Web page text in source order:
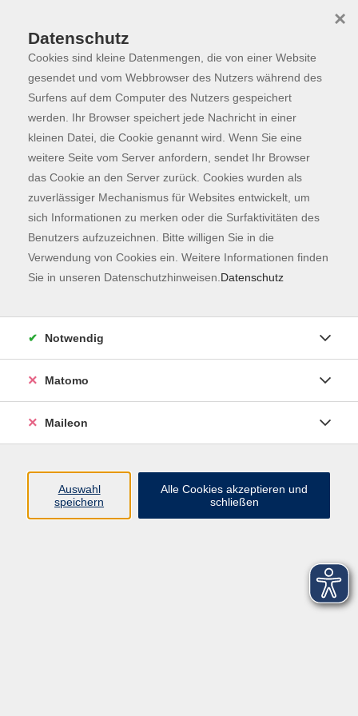
Skip to main content
Programm
Der Kurs konnte nicht gefunden werden.
Kontaktformular
Impressum
AGB
Datenschutzerklärung
Datenschutz
Cookies sind kleine Datenmengen, die von einer Website
gesendet und vom Webbrowser des Nutzers während des
Surfens auf dem Computer des Nutzers gespeichert
werden. Ihr Browser speichert jede Nachricht in einer
kleinen Datei, die Cookie genannt wird. Wenn Sie eine
weitere Seite vom Server anfordern, sendet Ihr Browser
das Cookie an den Server zurück. Cookies wurden als
zuverlässiger Mechanismus für Websites entwickelt, um
sich Informationen zu merken oder die Surfaktivitäten des
Benutzers aufzuzeichnen. Bitte willigen Sie in die
Verwendung von Cookies ein. Weitere Informationen finden
Sie in unseren Datenschutzhinweisen. Datenschutz
×
Notwendig
Matomo
Maileon
Auswahl
speichern
Alle Cookies akzeptieren und
schließen